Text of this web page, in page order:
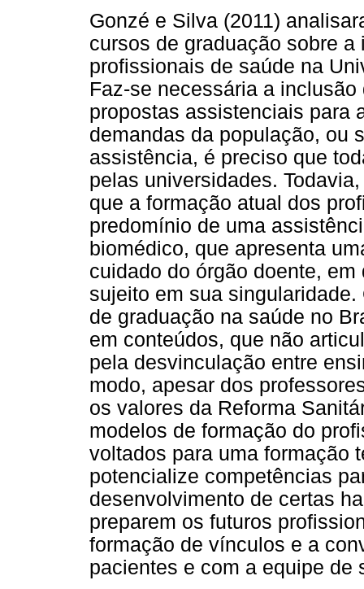
Gonzé e Silva (2011)
cursos de graduação sobre
profissionais de saúde na
Faz-se necessária a
propostas assistenciais para
demandas da população, ou
assistência, é preciso que
pelas universidades.
que a formação atual dos
predomínio de uma
biomédico, que apresenta
cuidado do órgão doente,
sujeito em sua
de graduação na saúde no
em conteúdos, que não
pela desvinculação entre
modo, apesar dos
os valores da Reforma
modelos de formação do
voltados para uma formação
potencialize competências
desenvolvimento de certas
preparem os futuros
formação de vínculos e a
pacientes e com a equipe de